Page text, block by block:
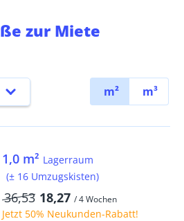
zur Miete
m² m³
1,0 m² Lagerraum
(± 16 Umzugskisten)
36,53 18,27 / 4 Wochen
Jetzt 50% Neukunden-Rabatt!